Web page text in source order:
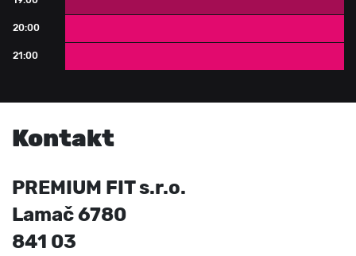
20:00
21:00
Kontakt
PREMIUM FIT s.r.o.
Lamač 6780
841 03